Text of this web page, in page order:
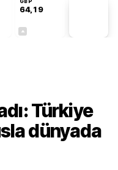
GBP
64,19
Türkiye
dünyada